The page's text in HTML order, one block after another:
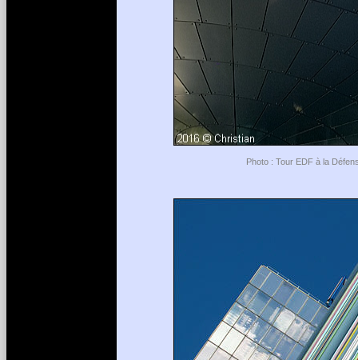
Photo : Tour EDF à la